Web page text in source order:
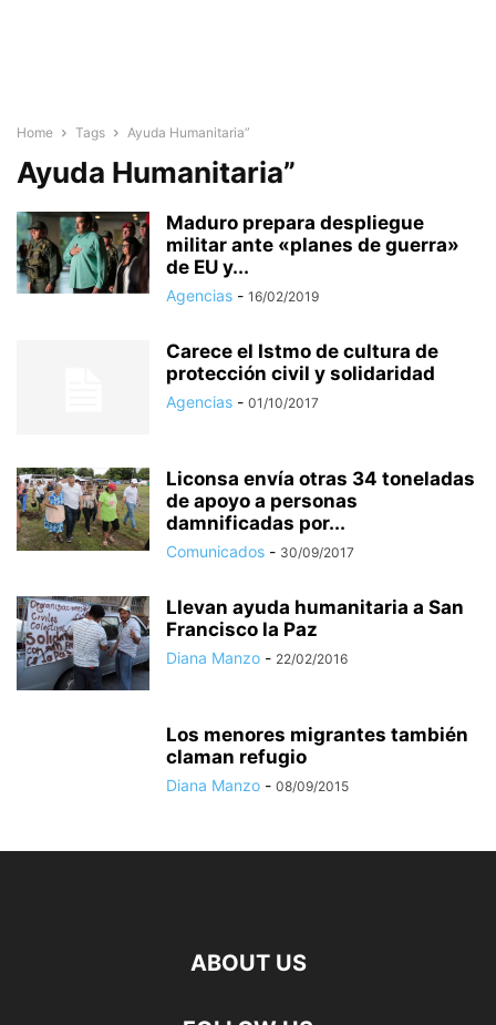
Home Tags Ayuda Humanitaria”
Ayuda Humanitaria”
Maduro prepara despliegue
militar ante «planes de guerra»
de EU y...
Agencias - 16/02/2019
Carece el Istmo de cultura de
protección civil y solidaridad
Agencias - 01/10/2017
Liconsa envía otras 34 toneladas
de apoyo a personas
damnificadas por...
Comunicados - 30/09/2017
Llevan ayuda humanitaria a San
Francisco la Paz
Diana Manzo - 22/02/2016
Los menores migrantes también
claman refugio
Diana Manzo - 08/09/2015
ABOUT US